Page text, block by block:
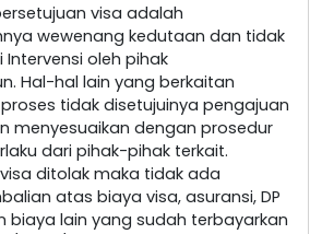
visa adalah
wewenang kedutaan dan tidak
oleh pihak
Hal-hal lain yang berkaitan
tidak disetujuinya pengajuan
menyesuaikan dengan prosedur
dari pihak-pihak terkait.
ditolak maka tidak ada
atas biaya visa, asuransi, DP
biaya lain yang sudah terbayarkan